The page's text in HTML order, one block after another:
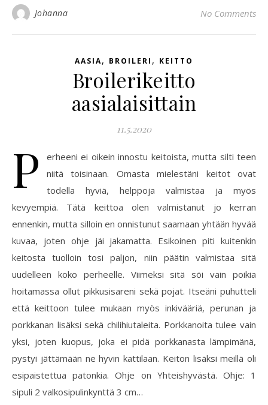
Johanna No Comments
AASIA, BROILERI , KEITTO
Broilerikeitto
aasialaisittain
11.5.2020
P
erheeni ei oikein innostu keitoista, mutta silti teen
niitä toisinaan. Omasta mielestäni keitot ovat
todella hyviä, helppoja valmistaa ja myös
kevyempiä. Tätä keittoa olen valmistanut jo kerran
ennenkin, mutta silloin en onnistunut saamaan yhtään hyvää
kuvaa, joten ohje jäi jakamatta. Esikoinen piti kuitenkin
keitosta tuolloin tosi paljon, niin päätin valmistaa sitä
uudelleen koko perheelle. Viimeksi sitä söi vain poikia
hoitamassa ollut pikkusisareni sekä pojat. Itseäni puhutteli
että keittoon tulee mukaan myös inkivääriä, perunan ja
porkkanan lisäksi sekä chilihiutaleita. Porkkanoita tulee vain
yksi, joten kuopus, joka ei pidä porkkanasta lämpimänä,
pystyi jättämään ne hyvin kattilaan. Keiton lisäksi meillä oli
esipaistettua patonkia. Ohje on Yhteishyvästä. Ohje: 1
sipuli 2 valkosipulinkynttä 3 cm…